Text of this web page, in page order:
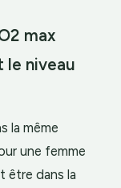
max
le niveau
la même
une femme
être dans la